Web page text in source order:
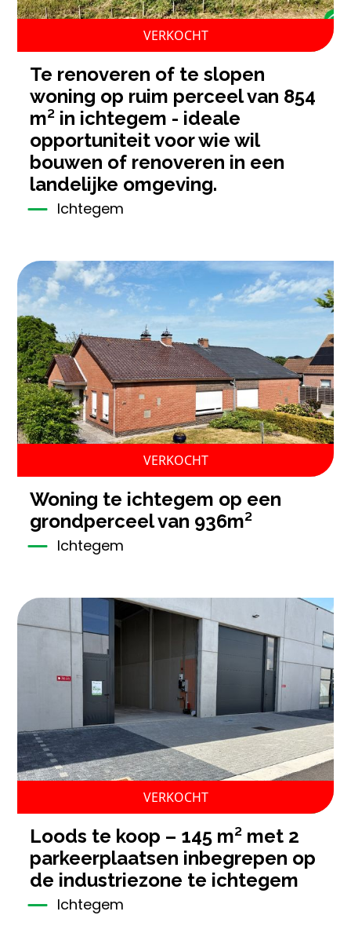
VERKOCHT
te renoveren of te slopen
woning op ruim perceel van 854
m² in ichtegem - ideale
opportuniteit voor wie wil
bouwen of renoveren in een
landelijke omgeving.
Ichtegem
VERKOCHT
woning te ichtegem op een
grondperceel van 936m²
Ichtegem
VERKOCHT
loods te koop – 145 m² met 2
parkeerplaatsen inbegrepen op
de industriezone te ichtegem
Ichtegem